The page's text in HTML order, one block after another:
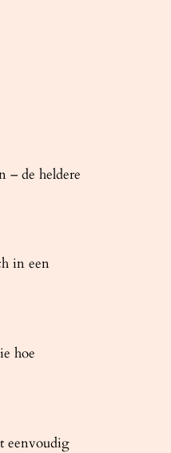
– de heldere
in een
hoe
eenvoudig